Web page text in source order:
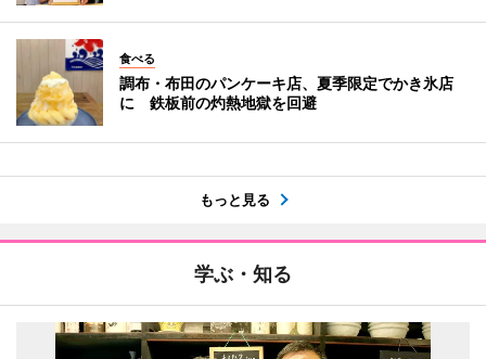
食べる
調布・布田のパンケーキ店、夏季限定でかき氷店
に 鉄板前の灼熱地獄を回避
もっと見る
学ぶ・知る